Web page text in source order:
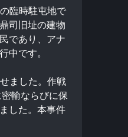
臨時駐屯地で
司旧址の建物
であり、アナ
中です。
ました。作戦
輸ならびに保
した。本事件